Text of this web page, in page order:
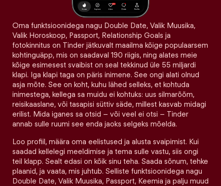
Oma funktsioonidega nagu Double Date, Valik Muusika,
Valik Horoskoop, Passport, Relationship Goals ja
fotokinnitus on Tinder jätkuvalt maailma kõige populaarsem
kohtinguäpp, mis on saadaval 190 riigis, ning alates meie
kõige esimesest svaibist on seal tekkinud üle 55 miljardi
klapi. Iga klapi taga on päris inimene. See ongi alati olnud
asja mõte. See on koht, kuhu lähed selleks, et kohtuda
inimestega, kellega sa muidu ei kohtuks: uus silmarõõm,
reisikaaslane, või tasapisi süttiv säde, millest kasvab midagi
erilist. Mida iganes sa otsid – või veel ei otsi – Tinder
annab sulle ruumi see enda jaoks selgeks mõelda.
Loo profiil, määra oma eelistused ja alusta svaipimist. Kui
saadad kellelegi meeldimise ja tema sulle vastu, siis ongi
teil klapp. Sealt edasi on kõik sinu teha. Saada sõnum, tehke
plaanid, ja vaata, mis juhtub. Selliste funktsioonidega nagu
Double Date, Valik Muusika, Passport, Keemia ja palju muud